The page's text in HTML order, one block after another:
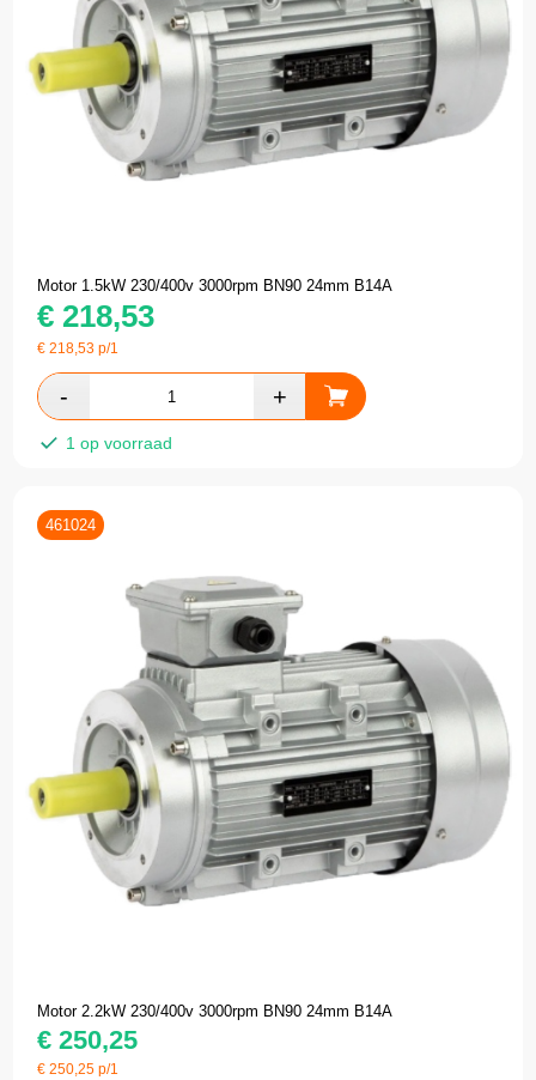
Motor 1.5kW 230/400v 3000rpm BN90 24mm B14A
€ 218,53
€218,53 p/1
1 op voorraad
461024
Motor 2.2kW 230/400v 3000rpm BN90 24mm B14A
€ 250,25
€250,25 p/1